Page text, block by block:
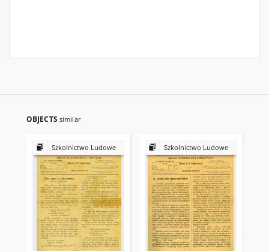
OBJECTS similar
Szkolnictwo Ludowe Szkolnictwo Ludowe